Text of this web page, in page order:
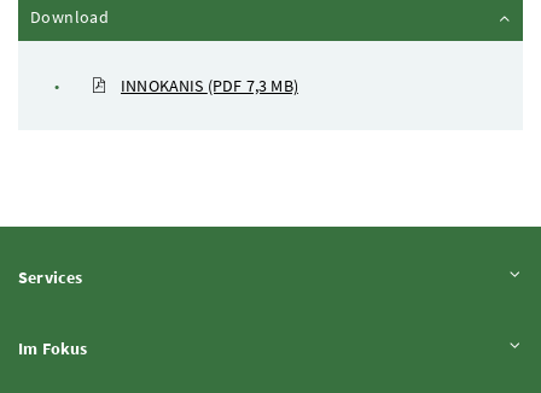
Download
INNOKANIS (PDF 7,3 MB)
ServicesInhalt aufklappen
Im FokusInhalt aufklappen